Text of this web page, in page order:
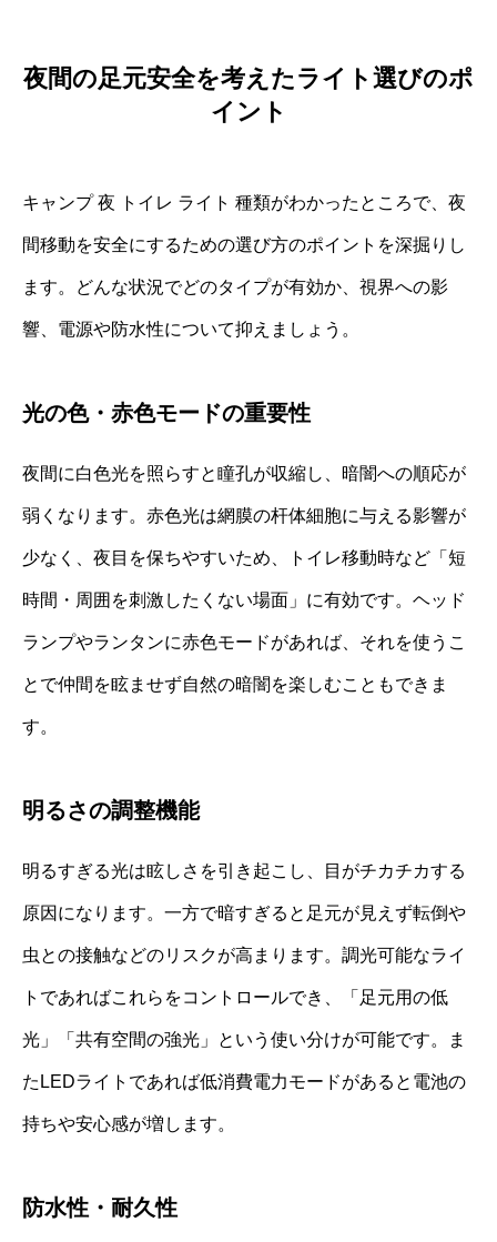
夜間の足元安全を考えたライト選びのポ
イント
キャンプ 夜 トイレ ライト 種類がわかったところで、夜
間移動を安全にするための選び方のポイントを深掘りし
ます。どんな状況でどのタイプが有効か、視界への影
響、電源や防水性について抑えましょう。
光の色・赤色モードの重要性
夜間に白色光を照らすと瞳孔が収縮し、暗闇への順応が
弱くなります。赤色光は網膜の杆体細胞に与える影響が
少なく、夜目を保ちやすいため、トイレ移動時など「短
時間・周囲を刺激したくない場面」に有効です。ヘッド
ランプやランタンに赤色モードがあれば、それを使うこ
とで仲間を眩ませず自然の暗闇を楽しむこともできま
す。
明るさの調整機能
明るすぎる光は眩しさを引き起こし、目がチカチカする
原因になります。一方で暗すぎると足元が見えず転倒や
虫との接触などのリスクが高まります。調光可能なライ
トであればこれらをコントロールでき、「足元用の低
光」「共有空間の強光」という使い分けが可能です。ま
たLEDライトであれば低消費電力モードがあると電池の
持ちや安心感が増します。
防水性・耐久性